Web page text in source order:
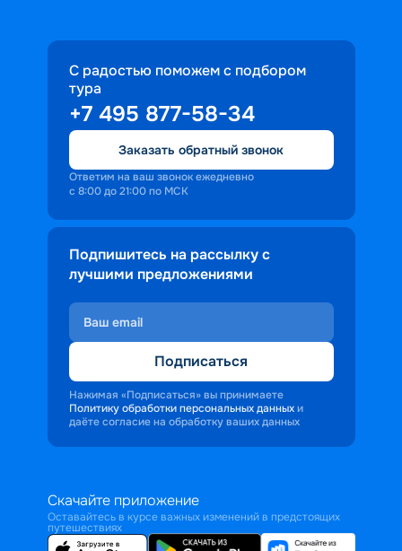
С радостью поможем с подбором
тура
+7 495 877-58-34
Заказать обратный звонок
Ответим на ваш звонок ежедневно
с 8:00 до 21:00 по МСК
Подпишитесь на рассылку с
лучшими предложениями
Подписаться
Нажимая «Подписаться» вы принимаете
Политику обработки персональных данных и
даёте согласие на обработку ваших данных
Скачайте приложение
Оставайтесь в курсе важных изменений в предстоящих
путешествиях